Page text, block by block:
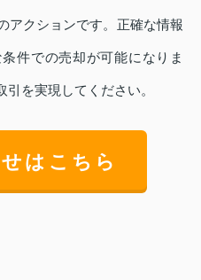
アクションです。正確な情報
件での売却が可能になりま
を実現してください。
はこちら